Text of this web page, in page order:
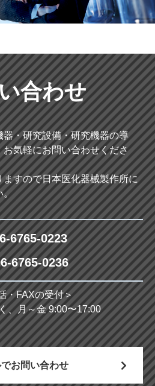
合わせ
・研究設備・研究機器の導
気軽にお問い合わせくださ
すので日本医化器械製作所に
。
6765-0223
6765-0236
・FAXの受付＞
、月～金 9:00〜17:00
でお問い合わせ